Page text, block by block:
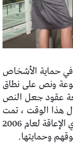
كبيرا في حماية الأشخاص
ونص على نطاق
عقود جعل النص
هذا الوقت ، تمت
الموافقة على اتفاقية حقوق الأشخاص ذوي الإعاقة لعام 2006
وحمايتها.